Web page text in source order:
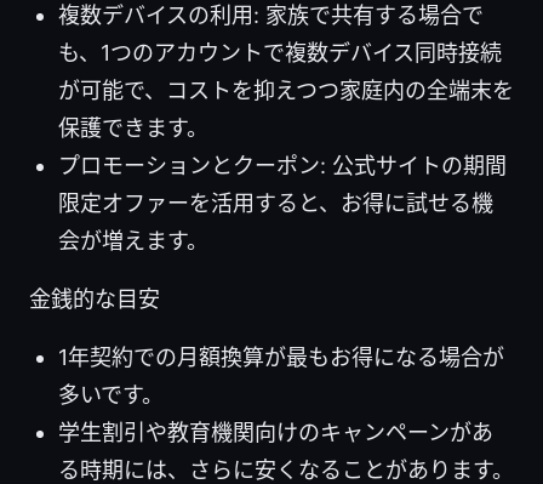
複数デバイスの利用: 家族で共有する場合で
も、1つのアカウントで複数デバイス同時接続
が可能で、コストを抑えつつ家庭内の全端末を
保護できます。
プロモーションとクーポン: 公式サイトの期間
限定オファーを活用すると、お得に試せる機
会が増えます。
金銭的な目安
1年契約での月額換算が最もお得になる場合が
多いです。
学生割引や教育機関向けのキャンペーンがあ
る時期には、さらに安くなることがあります。